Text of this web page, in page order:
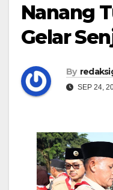
Nanang
Gelar
By
SEP 24,